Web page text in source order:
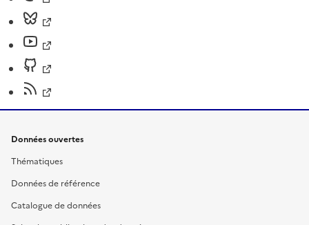
Données ouvertes
Thématiques
Données de référence
Catalogue de données